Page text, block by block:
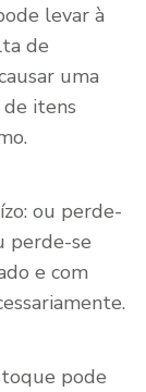
levar à
de
uma
de itens
ou perde-
perde-se
e com
pode